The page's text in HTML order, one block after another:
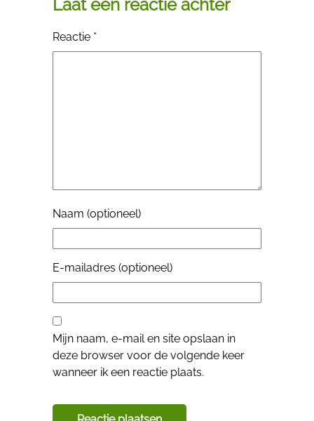
Laat een reactie achter
Reactie *
Naam (optioneel)
E-mailadres (optioneel)
Mijn naam, e-mail en site opslaan in
deze browser voor de volgende keer
wanneer ik een reactie plaats.